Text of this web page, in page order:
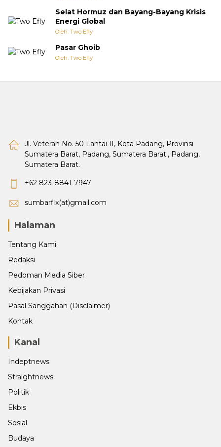
Selat Hormuz dan Bayang-Bayang Krisis
Energi Global
Oleh: Two Efly
Pasar Ghoib
Oleh: Two Efly
Jl. Veteran No. 50 Lantai II, Kota Padang, Provinsi
Sumatera Barat, Padang, Sumatera Barat., Padang,
Sumatera Barat.
+62 823-8841-7947
sumbarfix(at)gmail.com
Halaman
Tentang Kami
Redaksi
Pedoman Media Siber
Kebijakan Privasi
Pasal Sanggahan (Disclaimer)
Kontak
Kanal
Indeptnews
Straightnews
Politik
Ekbis
Sosial
Budaya